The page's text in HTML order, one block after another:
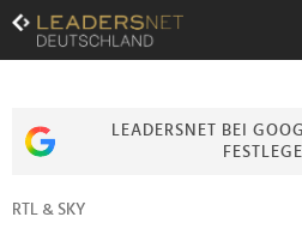
Zum
Inhalt
Zur
Zur
LEADERSNET BEI
RTL & SKY